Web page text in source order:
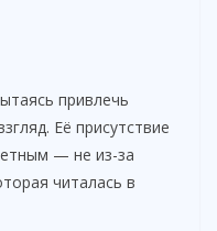
привлечь
Её присутствие
— не из-за
читалась в